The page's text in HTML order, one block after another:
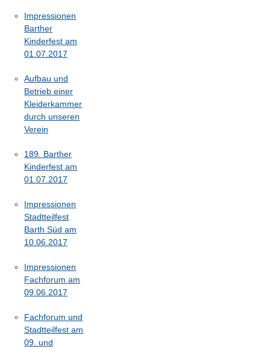
Impressionen
Barther
Kinderfest am
01.07.2017
Aufbau und
Betrieb einer
Kleiderkammer
durch unseren
Verein
189. Barther
Kinderfest am
01.07.2017
Impressionen
Stadtteilfest
Barth Süd am
10.06.2017
Impressionen
Fachforum am
09.06.2017
Fachforum und
Stadtteilfest am
09. und